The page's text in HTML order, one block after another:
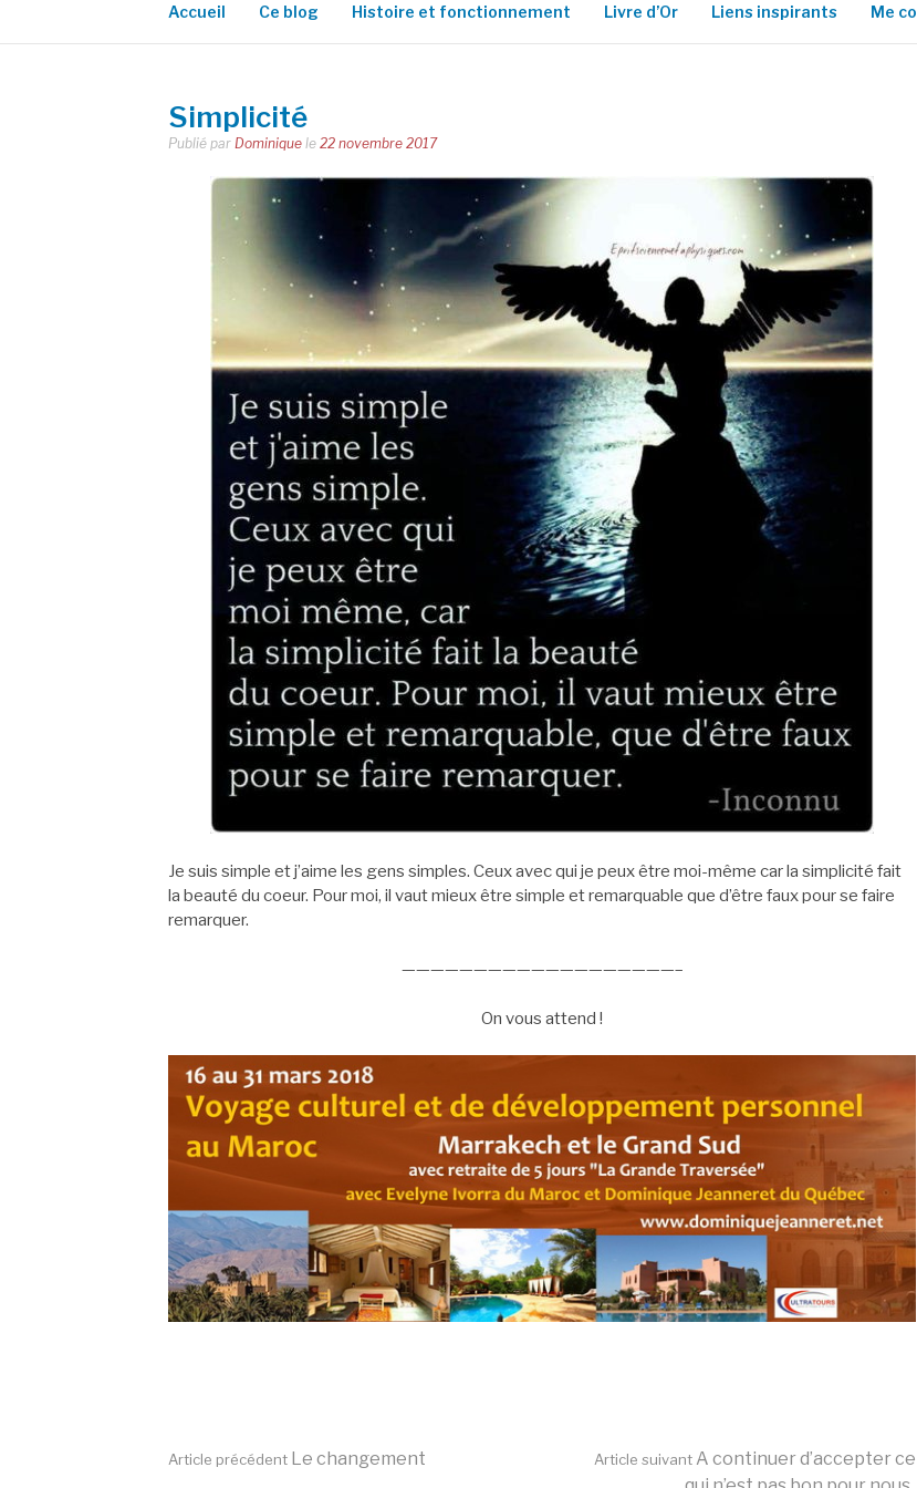
Accueil Ce blog Histoire et fonctionnement Livre d’Or Liens inspirants Me
Simplicité
Publié par Dominique le 22 novembre 2017
Je suis simple et j’aime les gens simples. Ceux avec qui je peux être moi-même car la simplicité fait
la beauté du coeur. Pour moi, il vaut mieux être simple et remarquable que d’être faux pour se faire
remarquer.
———————————————————–
On vous attend !
Article précédent Le changement Article suivant A continuer d’accepter ce